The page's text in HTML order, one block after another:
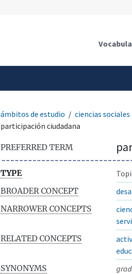
ámbitos de estudio ciencias sociales
participación ciudadana
PREFERRED TERM
TYPE
BROADER CONCEPT
NARROWER CONCEPTS
RELATED CONCEPTS
SYNONYMS